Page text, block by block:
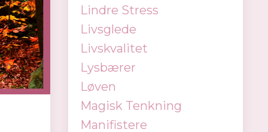
Lindre Stress
Livsglede
Livskvalitet
Lysbærer
Løven
Magisk Tenkning
Manifistere